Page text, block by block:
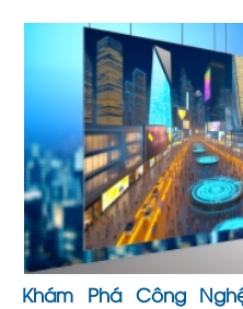
Khám Phá Công